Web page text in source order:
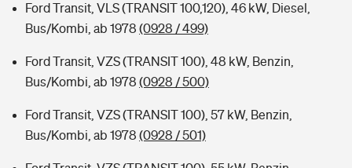
Ford Transit, VLS (TRANSIT 100,120), 46 kW, Diesel,
Bus/Kombi, ab 1978 (0928 / 499)
Ford Transit, VZS (TRANSIT 100), 48 kW, Benzin,
Bus/Kombi, ab 1978 (0928 / 500)
Ford Transit, VZS (TRANSIT 100), 57 kW, Benzin,
Bus/Kombi, ab 1978 (0928 / 501)